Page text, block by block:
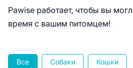
Pawise работает, чтобы вы
время с вашим питомцем!
Все Собаки Кошки